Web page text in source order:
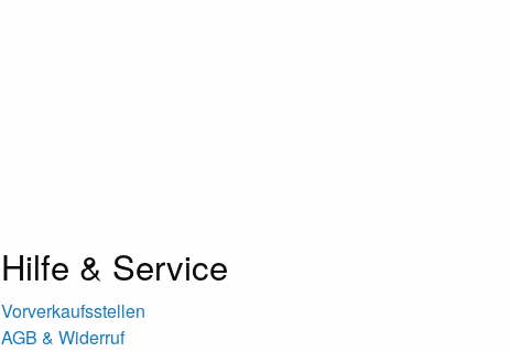
Hilfe & Service
Vorverkaufsstellen
AGB & Widerruf